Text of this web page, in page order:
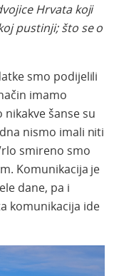
Hrvata koji
pustinji; što se o
smo podijelili
imamo
šanse su
nismo imali niti
smireno smo
Komunikacija je
dane, pa i
komunikacija ide